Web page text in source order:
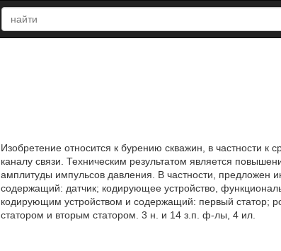
Изобретение относится к бурению скважин, в частности
каналу связи. Техническим результатом является
амплитуды импульсов давления. В частности, предложен
содержащий: датчик; кодирующее устройство,
кодирующим устройством и содержащий: первый статор;
статором и вторым статором. 3 н. и 14 з.п. ф-лы, 4 ил.